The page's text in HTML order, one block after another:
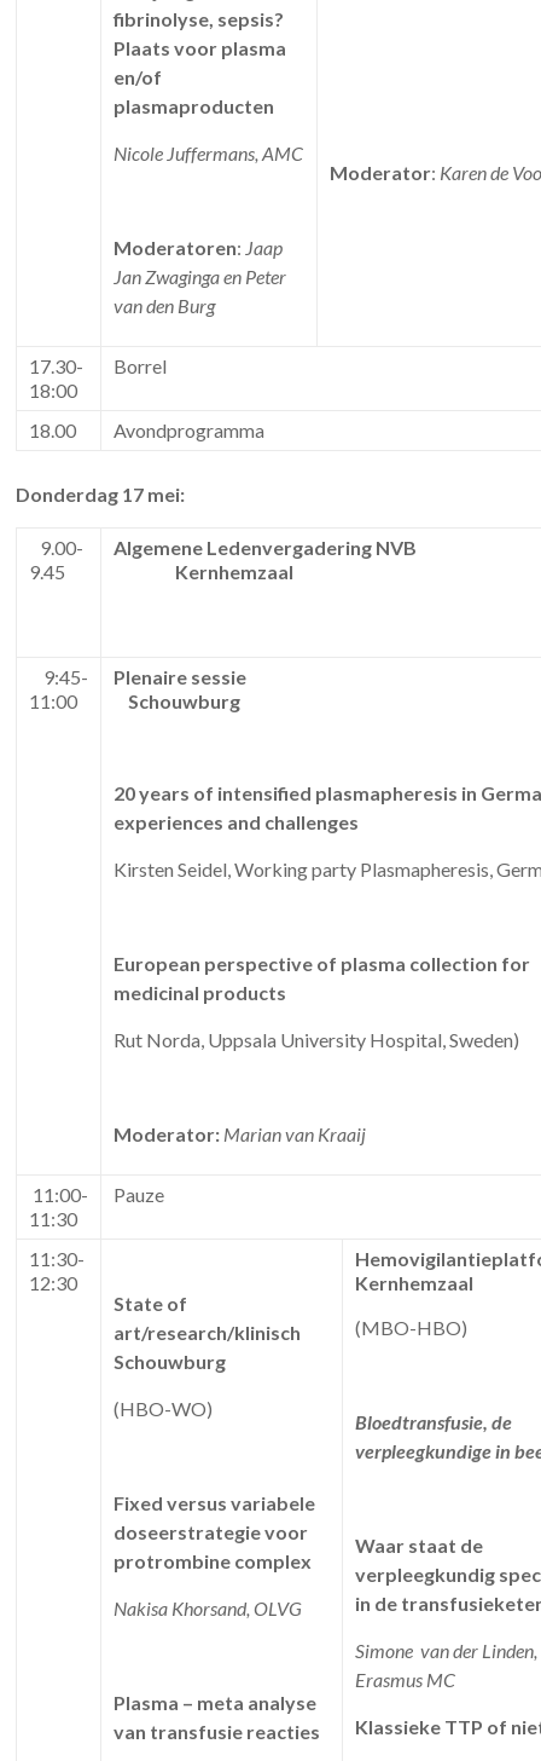
fibrinolyse, sepsis?
Plaats voor plasma
en/of
plasmaproducten
Nicole Juffermans, AMC
Moderatoren: Jaap
Jan Zwaginga en Peter
van den Burg
Moderator: Karen de
17.30-
18:00
Borrel
18.00 Avondprogramma
Donderdag 17 mei:
9.00-
9.45
Algemene Ledenvergadering NVB
Kernhemzaal
9:45-
11:00
Plenaire sessie
Schouwburg
20 years of intensified plasmapheresis in
experiences and challenges
Kirsten Seidel, Working party Plasmapheresis,
European perspective of plasma collection for
medicinal products
Rut Norda, Uppsala University Hospital, Sweden)
Moderator: Marian van Kraaij
11:00-
11:30
Pauze
11:30-
12:30
State of
art/research/klinisch
Schouwburg
(HBO-WO)
Fixed versus variabele
doseerstrategie voor
protrombine complex
Nakisa Khorsand, OLVG
Plasma – meta analyse
van transfusie reacties
Kernhemzaal
(MBO-HBO)
Bloedtransfusie, de
verpleegkundige in
Waar staat de
verpleegkundig
in de
Simone van der Linden,
Erasmus MC
Klassieke TTP of